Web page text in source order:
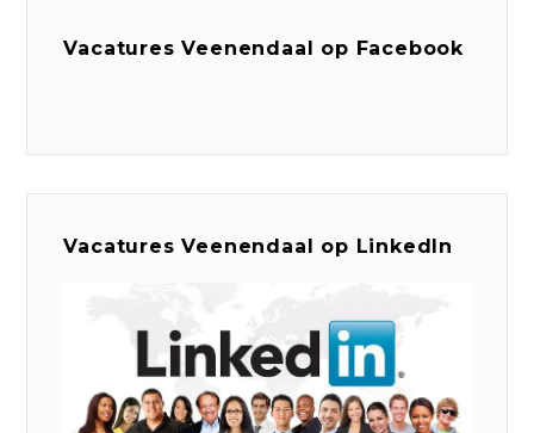
Vacatures Veenendaal op Facebook
Vacatures Veenendaal op LinkedIn